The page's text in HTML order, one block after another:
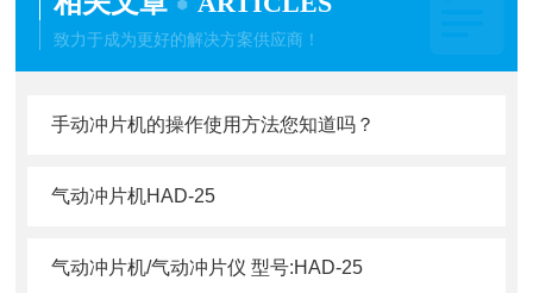
致力于成为更好的解决方案供应商！
手动冲片机的操作使用方法您知道吗？
气动冲片机HAD-25
气动冲片机/气动冲片仪 型号:HAD-25